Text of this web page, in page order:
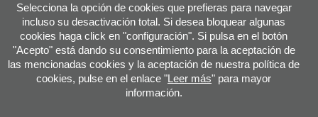
Selecciona la opción de cookies que prefieras para navegar
incluso su desactivación total. Si desea bloquear algunas
cookies haga click en "configuración". Si pulsa en el botón
"Acepto" está dando su consentimiento para la aceptación de
las mencionadas cookies y la aceptación de nuestra política de
cookies, pulse en el enlace "Leer más" para mayor
información.